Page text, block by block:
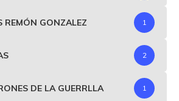
REMÓN GONZALEZ 1
2
DE LA GUERRLLA 1